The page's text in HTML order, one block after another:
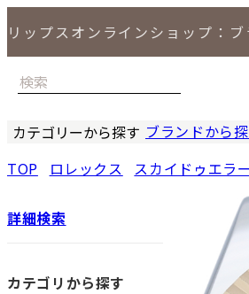
リップスオンラインショップ：
カテゴリーから探す ブランドから
TOP ロレックス スカイドゥエラー
詳細検索
カテゴリから探す